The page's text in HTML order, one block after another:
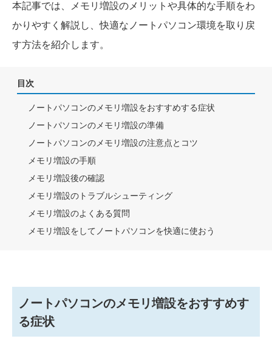
本記事では、メモリ増設のメリットや具体的な手順をわ
かりやすく解説し、快適なノートパソコン環境を取り戻
す方法を紹介します。
目次
ノートパソコンのメモリ増設をおすすめする症状
ノートパソコンのメモリ増設の準備
ノートパソコンのメモリ増設の注意点とコツ
メモリ増設の手順
メモリ増設後の確認
メモリ増設のトラブルシューティング
メモリ増設のよくある質問
メモリ増設をしてノートパソコンを快適に使おう
ノートパソコンのメモリ増設をおすすめす
る症状